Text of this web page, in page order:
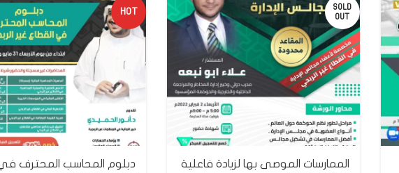
SOLD
OUT
الممارسات الموصى بها لزيادة فاعلية
HOT
دبلوم المحاسب المحترف